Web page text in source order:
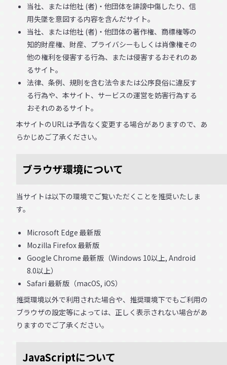
当社、または他社 (者)・他団体を誹謗中傷したり、信
用失墜を意図する内容を含んだサイト。
当社、または他社 (者)・他団体の著作権、商標権等の
知的財産権、財産、プライバシーもしくは肖像権その
他の権利を侵害する行為、または侵害するおそれのあ
るサイト。
法律、条例、規則を含む法令または公序良俗に違反す
る行為や、本サイト、サービスの運営を妨害行為する
おそれのあるサイト。
本サイトのURLは予告なく変更する場合がありますので、あ
らかじめご了承ください。
ブラウザ環境について
当サイトは以下の環境でご覧いただくことを推奨いたしま
す。
Microsoft Edge 最新版
Mozilla Firefox 最新版
Google Chrome 最新版（Windows 10以上, Android
8.0以上）
Safari 最新版（macOS, iOS）
推奨環境以外で利用された場合や、推奨環境下でもご利用の
ブラウザの設定等によっては、正しく表示されない場合があ
りますのでご了承ください。
JavaScriptについて